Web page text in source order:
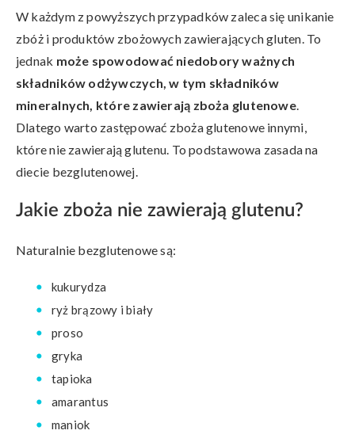
W każdym z powyższych przypadków zaleca się unikanie
zbóż i produktów zbożowych zawierających gluten. To
jednak może spowodować niedobory ważnych
składników odżywczych, w tym składników
mineralnych, które zawierają zboża glutenowe.
Dlatego warto zastępować zboża glutenowe innymi,
które nie zawierają glutenu. To podstawowa zasada na
diecie bezglutenowej.
Jakie zboża nie zawierają glutenu?
Naturalnie bezglutenowe są:
kukurydza
ryż brązowy i biały
proso
gryka
tapioka
amarantus
maniok